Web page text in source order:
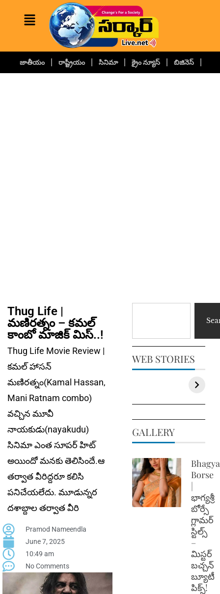
జాతీయం రాష్ట్రీయం సినిమా క్రైం న్యూస్ బిజినెస్
Thug Life |
మణిరత్నం – కమల్
కాంబో మాజిక్ మిస్..!
Thug Life Movie Review |
కమల్ హాసన్
మణిరత్నం(Kamal Hassan,
Mani Ratnam combo)
వచ్చిన మూవీ
నాయకుడు(nayakudu)
సినిమా ఎంత సూపర్ హిట్
అయిందో మనకు తెలిసిందే.ఆ
తర్వాత వీరిద్దరూ కలిసి
పనిచేయలేదు. మూడున్నర
దశాబ్దాల తర్వాత వీరి
Pramod Nameendla
June 7, 2025
10:49 am
No Comments
WEB STORIES
GALLERY
Borse
|
భాగ్యశ్రీ
బోర్సే
గ్లామర్
స్టిల్స్
–
మిస్టర్
బచ్చన్
బ్యూటీ
పిక్స్!